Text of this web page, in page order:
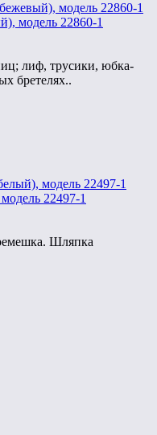
модель 22860-1
лиф, трусики, юбка-
бретелях..
22497-1
Шляпка